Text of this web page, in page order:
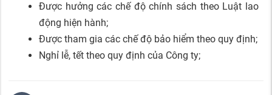
Được hưởng các chế độ chính sách theo Luật lao
động hiện hành;
Được tham gia các chế độ bảo hiểm theo quy định;
Nghỉ lễ, tết theo quy định của Công ty;